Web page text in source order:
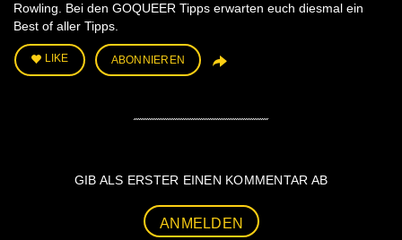
Rowling. Bei den GOQUEER Tipps erwarten euch diesmal ein
Best of aller Tipps.
LIKE ABONNIEREN
GIB ALS ERSTER EINEN KOMMENTAR AB
ANMELDEN